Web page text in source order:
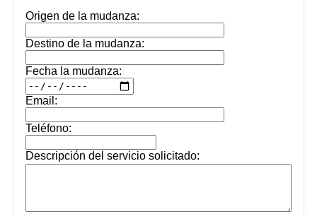
Origen de la mudanza:
Destino de la mudanza:
Fecha la mudanza:
Email:
Teléfono:
Descripción del servicio solicitado: